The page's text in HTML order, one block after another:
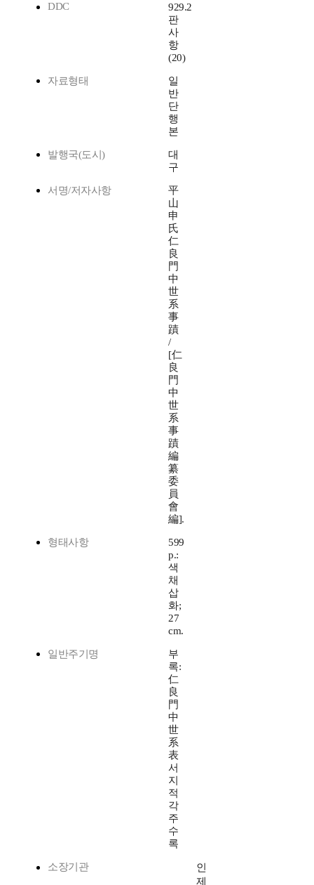
DDC
929.2
판
사
항
(20)
자료형태
일
반
단
행
본
발행국(도시)
대
구
서명/저자사항
平
山
申
氏
仁
良
門
中
世
系
事
蹟
/
[仁
良
門
中
世
系
事
蹟
編
纂
委
員
會
編].
형태사항
599
p.:
색
채
삽
화;
27
cm.
일반주기명
부
록:
仁
良
門
中
世
系
表
서
지
적
각
주
수
록
소장기관
인
제